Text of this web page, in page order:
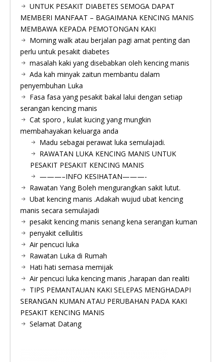
UNTUK PESAKIT DIABETES SEMOGA DAPAT
MEMBERI MANFAAT – BAGAIMANA KENCING MANIS
MEMBAWA KEPADA PEMOTONGAN KAKI
Morning walk atau berjalan pagi amat penting dan
perlu untuk pesakit diabetes
masalah kaki yang disebabkan oleh kencing manis
Ada kah minyak zaitun membantu dalam
penyembuhan Luka
Fasa fasa yang pesakit bakal lalui dengan setiap
serangan kencing manis
Cat sporo , kulat kucing yang mungkin
membahayakan keluarga anda
Madu sebagai perawat luka semulajadi.
RAWATAN LUKA KENCING MANIS UNTUK
PESAKIT PESAKIT KENCING MANIS
———–INFO KESIHATAN———-
Rawatan Yang Boleh mengurangkan sakit lutut.
Ubat kencing manis .Adakah wujud ubat kencing
manis secara semulajadi
pesakit kencing manis senang kena serangan kuman
penyakit cellulitis
Air pencuci luka
Rawatan Luka di Rumah
Hati hati semasa memijak
Air pencuci luka kencing manis ,harapan dan realiti
TIPS PEMANTAUAN KAKI SELEPAS MENGHADAPI
SERANGAN KUMAN ATAU PERUBAHAN PADA KAKI
PESAKIT KENCING MANIS
Selamat Datang